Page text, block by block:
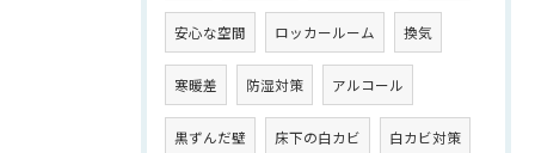
安心な空間 ロッカールーム 換気
寒暖差 防湿対策 アルコール
黒ずんだ壁 床下の白カビ 白カビ対策